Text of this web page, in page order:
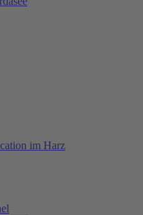
im Harz